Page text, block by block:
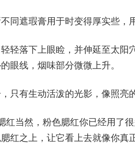
同遮瑕膏用于时变得厚实些
轻落下上眼睑，并伸延至太
眼线，烟味部分微微上升。
只有生动活泼的光影，像照亮
红当然，粉色腮红你已经用了
红之上，让它看上去就像你真